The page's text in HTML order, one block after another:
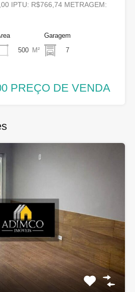
IPTU: R$766,74 METRAGEM:
500 M²
Garagem
7
PREÇO DE VENDA